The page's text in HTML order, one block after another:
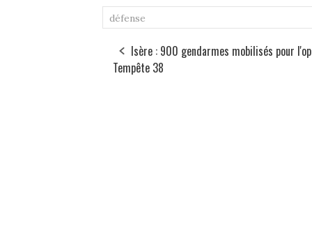
défense
Isère : 900 gendarmes mobilisés pour
Tempête 38